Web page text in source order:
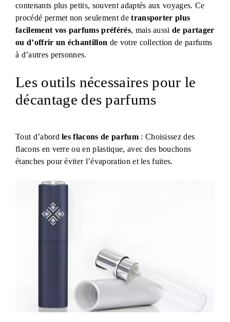
contenants plus petits, souvent adaptés aux voyages. Ce
procédé permet non seulement detransporter plus
facilement vos parfums préférés, mais ausside partager
ou d’offrir un échantillon de votre collection de parfums
à d’autres personnes.
Les outils nécessaires pour le
décantage des parfums
Tout d’abordles flacons de parfum: Choisissez des
flacons en verre ou en plastique, avec des bouchons
étanches pour éviter l’évaporation et les fuites.